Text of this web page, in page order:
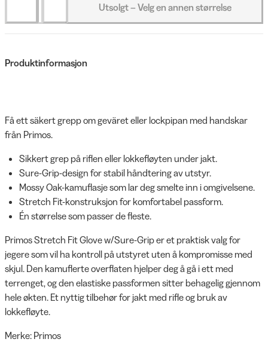
Utsolgt – Velg en annen størrelse
Produktinformasjon
Få ett säkert grepp om geväret eller lockpipan med handskar
från Primos.
Sikkert grep på riflen eller lokkefløyten under jakt.
Sure-Grip-design for stabil håndtering av utstyr.
Mossy Oak-kamuflasje som lar deg smelte inn i omgivelsene.
Stretch Fit-konstruksjon for komfortabel passform.
Én størrelse som passer de fleste.
Primos Stretch Fit Glove w/Sure-Grip er et praktisk valg for
jegere som vil ha kontroll på utstyret uten å kompromisse med
skjul. Den kamuflerte overflaten hjelper deg å gå i ett med
terrenget, og den elastiske passformen sitter behagelig gjennom
hele økten. Et nyttig tilbehør for jakt med rifle og bruk av
lokkefløyte.
Merke: Primos